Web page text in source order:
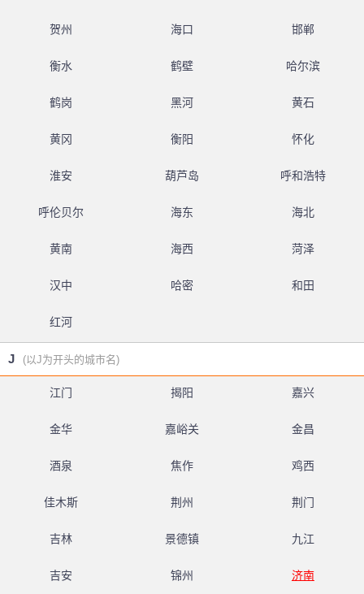
贺州 海口 邯郸
衡水 鹤壁 哈尔滨
鹤岗 黑河 黄石
黄冈 衡阳 怀化
淮安 葫芦岛 呼和浩特
呼伦贝尔 海东 海北
黄南 海西 菏泽
汉中 哈密 和田
红河
J (以J为开头的城市名)
江门 揭阳 嘉兴
金华 嘉峪关 金昌
酒泉 焦作 鸡西
佳木斯 荆州 荆门
吉林 景德镇 九江
吉安 锦州 济南